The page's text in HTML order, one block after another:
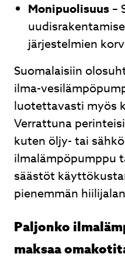
Monipuolisuus –
järjestelmien
Suomalaisiin
ilma-
luotettavasti myös
Verrattuna
kuten öljy- tai
ilmalämpöpumppu
säästöt
pienemmän
Paljonko
maksaa